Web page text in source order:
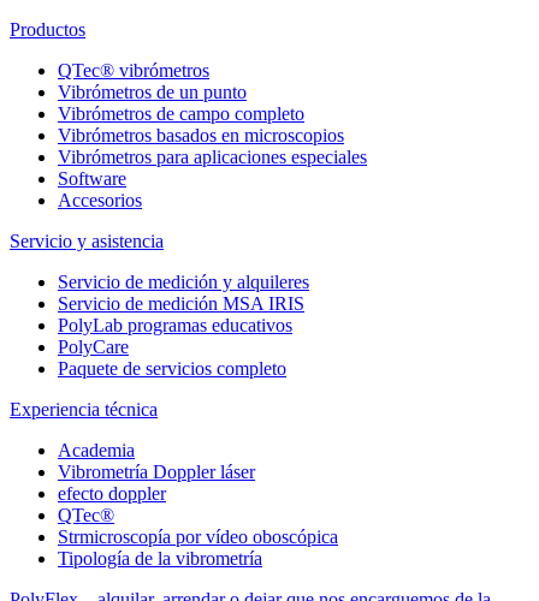
Productos
QTec® vibrómetros
Vibrómetros de un punto
Vibrómetros de campo completo
Vibrómetros basados en microscopios
Vibrómetros para aplicaciones especiales
Software
Accesorios
Servicio y asistencia
Servicio de medición y alquileres
Servicio de medición MSA IRIS
PolyLab programas educativos
PolyCare
Paquete de servicios completo
Experiencia técnica
Academia
Vibrometría Doppler láser
efecto doppler
QTec®
Strmicroscopía por vídeo oboscópica
Tipología de la vibrometría